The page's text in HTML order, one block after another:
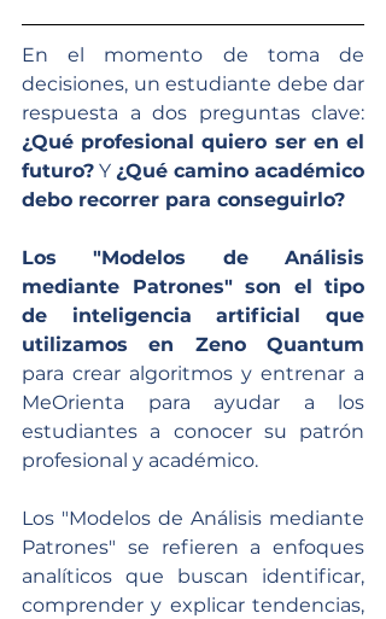
En el momento de toma de
decisiones, un estudiante debe dar
¿Qué profesional quiero ser en el
futuro? Y ¿Qué camino académico
debo recorrer para conseguirlo?
Los "Modelos de Análisis
mediante Patrones" son el tipo
de inteligencia artificial que
para crear algoritmos y entrenar a
MeOrienta para ayudar a los
estudiantes a conocer su patrón
profesional y académico.
Los "Modelos de Análisis mediante
Patrones" se refieren a enfoques
analíticos que buscan identificar,
comprender y explicar tendencias,